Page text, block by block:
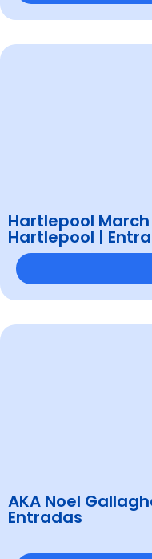
Hartlepool
Hartlepool |
AKA Noel
Entradas